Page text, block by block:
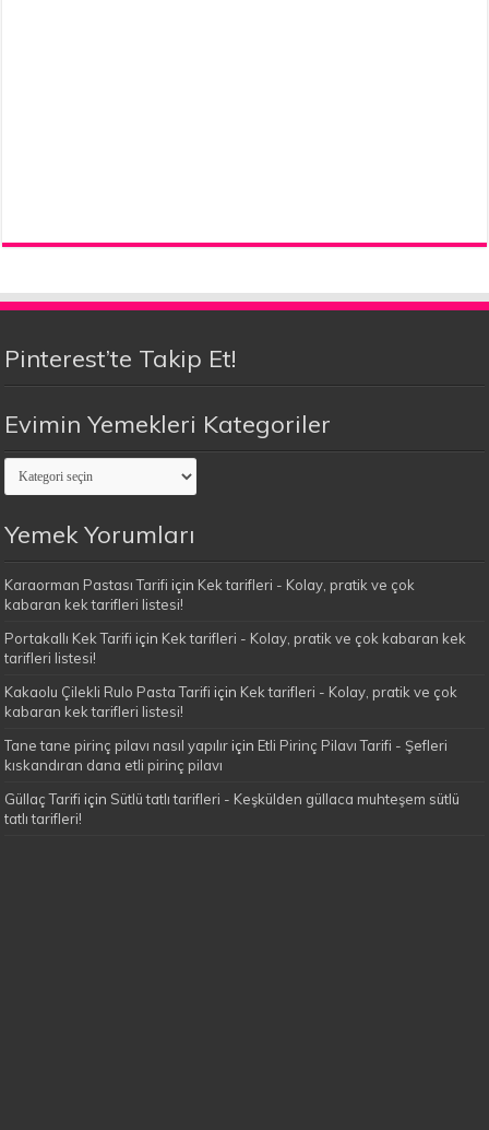
Pinterest’te Takip Et!
Evimin Yemekleri Kategoriler
Evimin
Yemekleri
Kategoriler
Yemek Yorumları
Karaorman Pastası Tarifi için Kek tarifleri - Kolay, pratik ve çok
kabaran kek tarifleri listesi!
Portakallı Kek Tarifi için Kek tarifleri - Kolay, pratik ve çok kabaran kek
tarifleri listesi!
Kakaolu Çilekli Rulo Pasta Tarifi için Kek tarifleri - Kolay, pratik ve çok
kabaran kek tarifleri listesi!
Tane tane pirinç pilavı nasıl yapılır için Etli Pirinç Pilavı Tarifi - Şefleri
kıskandıran dana etli pirinç pilavı
Güllaç Tarifi için Sütlü tatlı tarifleri - Keşkülden güllaca muhteşem sütlü
tatlı tarifleri!